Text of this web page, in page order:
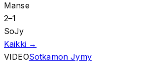
Manse
2–1
SoJy
Kaikki →
VIDEOSotkamon Jymy